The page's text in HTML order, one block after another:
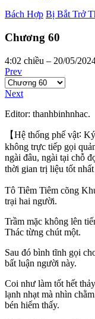
Bách Hợp Bị Bắt Trở
Chương 60
4:02 chiều – 20/05/
Prev
Next
Editor: thanhbinhnhac.
【Hệ thống phế vật∶
không trực tiếp gọi
ngài đâu, ngài tại chỗ
thời gian trị liệu tốt
Tô Tiêm Tiêm cõng
trại hai người.
Trầm mặc không lên
Thác từng chút một.
Sau đó bình tĩnh gọi
bất luận người này.
Coi như làm tốt hết
lạnh nhạt mà nhìn
bén hiếm thấy.